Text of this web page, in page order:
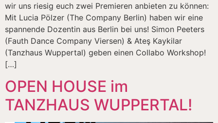
wir uns riesig euch zwei Premieren anbieten zu können:
Mit Lucia Pölzer (The Company Berlin) haben wir eine
spannende Dozentin aus Berlin bei uns! Simon Peeters
(Fauth Dance Company Viersen) & Ateş Kaykilar
(Tanzhaus Wuppertal) geben einen Collabo Workshop!
[…]
OPEN HOUSE im
TANZHAUS WUPPERTAL!